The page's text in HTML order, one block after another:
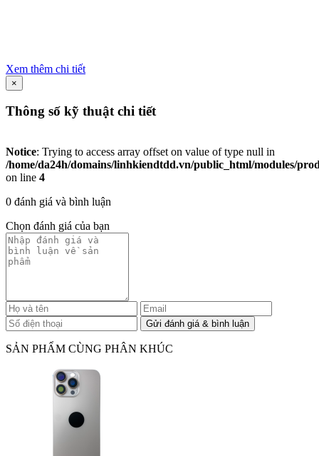
Xem thêm chi tiết
×
Thông số kỹ thuật chi tiết
Notice: Trying to access array offset on value of type null in
/home/da24h/domains/linhkiendtdd.vn/public_html/modules/
on line 4
0 đánh giá và bình luận
Chọn đánh giá của bạn
SẢN PHẨM CÙNG PHÂN KHÚC